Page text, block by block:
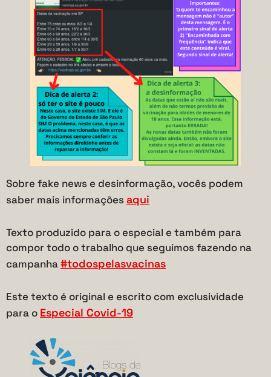
Sobre fake news e desinformação, vocês podem
saber mais informaçõesaqui
Texto produzido para o especial e também para
compor todo o trabalho que seguimos fazendo na
campanha#todospelasvacinas
Este texto é original e escrito com exclusividade
para o Especial Covid-19